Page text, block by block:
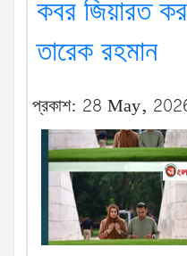
কবর জিয়ারত
তারেক রহমান
প্রকাশ: 28 May,